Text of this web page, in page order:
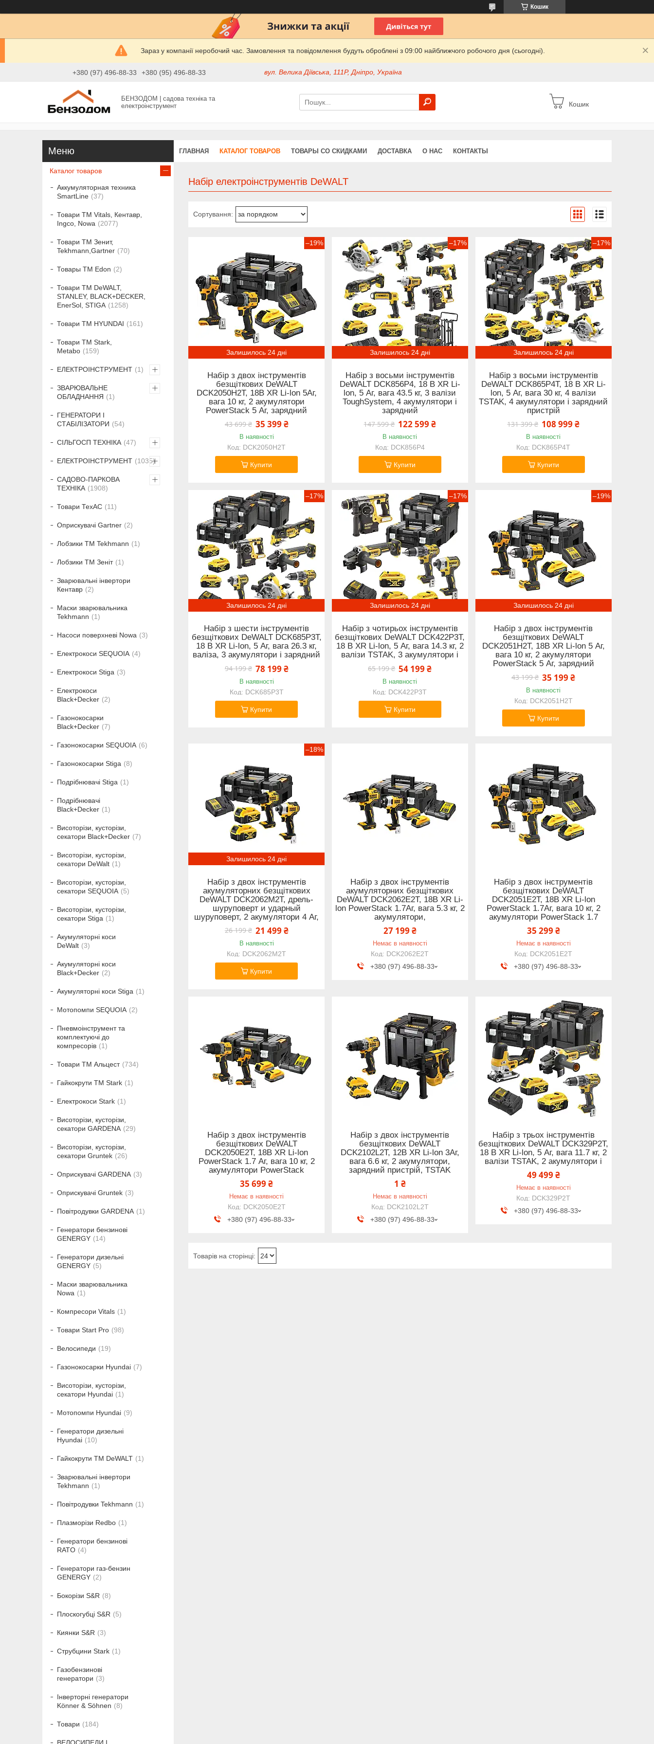
Кошик
Зараз у компанії неробочий час. Замовлення та повідомлення будуть оброблені з 09:00 найближчого робочого дня (сьогодні).
+380 (97) 496-88-33 +380 (95) 496-88-33 вул. Велика Діївська, 111Р, Дніпро, Україна
БЕНЗОДОМ | садова техніка та
електроінструмент
Кошик
ГЛАВНАЯ КАТАЛОГ ТОВАРОВ ТОВАРЫ СО СКИДКАМИ ДОСТАВКА О НАС КОНТАКТЫ
Набір електроінструментів DeWALT
–19%
Залишилось 24 дні
Набір з двох інструментів
безщіткових DeWALT
DCK2050H2T, 18В XR Li-lon 5Аг,
вага 10 кг, 2 акумулятори
PowerStack 5 Аг, зарядний
43 699 ₴ 35 399 ₴
В наявності
DCK2050H2T
Купити
–17%
Залишилось 24 дні
Набір з восьми інструментів
DeWALT DCK856P4, 18 В XR Li-
lon, 5 Аг, вага 43.5 кг, 3 валізи
ToughSystem, 4 акумулятори і
зарядний
147 599 ₴ 122 599 ₴
В наявності
DCK856P4
Купити
–17%
Залишилось 24 дні
Набір з восьми інструментів
DeWALT DCK865P4T, 18 В XR Li-
lon, 5 Аг, вага 30 кг, 4 валізи
TSTAK, 4 акумулятори і зарядний
пристрій
131 399 ₴ 108 999 ₴
В наявності
DCK865P4T
Купити
–17%
Залишилось 24 дні
Набір з шести інструментів
безщіткових DeWALT DCK685P3T,
18 В XR Li-lon, 5 Аг, вага 26.3 кг,
валіза, 3 акумулятори і зарядний
94 199 ₴ 78 199 ₴
В наявності
DCK685P3T
Купити
–17%
Залишилось 24 дні
Набір з чотирьох інструментів
безщіткових DeWALT DCK422P3T,
18 В XR Li-lon, 5 Аг, вага 14.3 кг, 2
валізи TSTAK, 3 акумулятори і
65 199 ₴ 54 199 ₴
В наявності
DCK422P3T
Купити
–19%
Залишилось 24 дні
Набір з двох інструментів
безщіткових DeWALT
DCK2051H2T, 18В XR Li-lon 5 Аг,
вага 10 кг, 2 акумулятори
PowerStack 5 Аг, зарядний
43 199 ₴ 35 199 ₴
В наявності
DCK2051H2T
Купити
–18%
Залишилось 24 дні
Набір з двох інструментів
акумуляторних безщіткових
DeWALT DCK2062M2T, дрель-
шуруповерт и ударный
шуруповерт, 2 акумулятори 4 Аг,
26 199 ₴ 21 499 ₴
В наявності
DCK2062M2T
Купити
Набір з двох інструментів
акумуляторних безщіткових
DeWALT DCK2062E2T, 18В XR Li-
lon PowerStack 1.7Аг, вага 5.3 кг, 2
акумулятори,
27 199 ₴
Немає в наявності
DCK2062E2T
+380 (97) 496-88-33
Набір з двох інструментів
безщіткових DeWALT
DCK2051E2T, 18В XR Li-lon
PowerStack 1.7Аг, вага 10 кг, 2
акумулятори PowerStack 1.7
35 299 ₴
Немає в наявності
DCK2051E2T
+380 (97) 496-88-33
Набір з двох інструментів
безщіткових DeWALT
DCK2050E2T, 18В XR Li-lon
PowerStack 1.7 Аг, вага 10 кг, 2
акумулятори PowerStack
35 699 ₴
Немає в наявності
DCK2050E2T
+380 (97) 496-88-33
Набір з двох інструментів
безщіткових DeWALT
DCK2102L2T, 12В XR Li-lon 3Аг,
вага 6.6 кг, 2 акумулятори,
зарядний пристрій, TSTAK
1 ₴
Немає в наявності
DCK2102L2T
+380 (97) 496-88-33
Набір з трьох інструментів
безщіткових DeWALT DCK329P2T,
18 В XR Li-lon, 5 Аг, вага 11.7 кг, 2
валізи TSTAK, 2 акумулятори і
49 499 ₴
Немає в наявності
DCK329P2T
+380 (97) 496-88-33
Каталог товаров
Аккумуляторная техника
SmartLine
37
Товари ТМ Vitals, Кентавр,
Ingco, Nowa
2077
Товари ТМ Зенит,
Tekhmann,Gartner
70
Товары ТМ Edon 2
Товари ТМ DeWALT,
STANLEY, BLACK+DECKER,
EnerSol, STIGA
1258
Товари ТМ HYUNDAI 161
Товари ТМ Stark,
Metabo
159
ЕЛЕКТРОІНСТРУМЕНТ 1
ЗВАРЮВАЛЬНЕ
ОБЛАДНАННЯ
1
ГЕНЕРАТОРИ І
СТАБІЛІЗАТОРИ
54
СІЛЬГОСП ТЕХНІКА 47
ЕЛЕКТРОІНСТРУМЕНТ 1035
САДОВО-ПАРКОВА
ТЕХНІКА
1908
Товари ТехАС 11
Оприскувачі Gartner 2
Лобзики ТМ Tekhmann 1
Лобзики ТМ Зеніт 1
Зварювальні інвертори
Кентавр
2
Маски зварювальника
Tekhmann
1
Насоси поверхневі Nowa 3
Електрокоси SEQUOIA 4
Електрокоси Stiga 3
Електрокоси
Black+Decker
2
Газонокосарки
Black+Decker
7
Газонокосарки SEQUOIA 6
Газонокосарки Stiga 8
Подрібнювачі Stiga 1
Подрібнювачі
Black+Decker
1
Висоторізи, кусторізи,
секатори Black+Decker
7
Висоторізи, кусторізи,
секатори DeWalt
1
Висоторізи, кусторізи,
секатори SEQUOIA
5
Висоторізи, кусторізи,
секатори Stiga
1
Акумуляторні коси
DeWalt
3
Акумуляторні коси
Black+Decker
2
Акумуляторні коси Stiga 1
Мотопомпи SEQUOIA 2
Пневмоінструмент та
комплектуючі до
компресорів
1
Товари ТМ Альцест 734
Гайкокрути ТМ Stark 1
Електрокоси Stark 1
Висоторізи, кусторізи,
секатори GARDENA
29
Висоторізи, кусторізи,
секатори Gruntek
26
Оприскувачі GARDENA 3
Оприскувачі Gruntek 3
Повітродувки GARDENA 1
Генератори бензинові
GENERGY
14
Генератори дизельні
GENERGY
5
Маски зварювальника
Nowa
1
Компресори Vitals 1
Товари Start Pro 98
Велосипеди 19
Газонокосарки Hyundai 7
Висоторізи, кусторізи,
секатори Hyundai
1
Мотопомпи Hyundai 9
Генератори дизельні
Hyundai
10
Гайкокрути ТМ DeWALT 1
Зварювальні інвертори
Tekhmann
1
Повітродувки Tekhmann 1
Плазморізи Redbo 1
Генератори бензинові
RATO
4
Генератори газ-бензин
GENERGY
2
Бокорізи S&R 8
Плоскогубці S&R 5
Киянки S&R 3
Струбцини Stark 1
Газобензинові
генератори
3
Інверторні генератори
Könner & Söhnen
8
Товари 184